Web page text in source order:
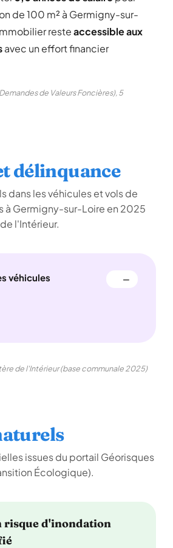
de 100 m² à Germigny-sur-
resteaccessible aux
avec un effort financier
de Valeurs Foncières), 5
délinquance
dans les véhicules et vols de
à Germigny-sur-Loire en 2025
l'Intérieur.
véhicules —
de l'Intérieur (base communale 2025)
issues du portail Géorisques
Écologique).
risque d'inondation